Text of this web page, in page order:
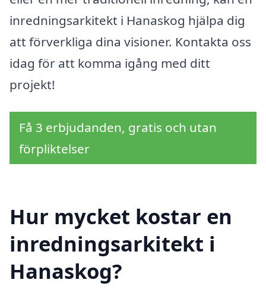
inredningsarkitekt i Hanaskog hjälpa dig
att förverkliga dina visioner. Kontakta oss
idag för att komma igång med ditt
projekt!
Få 3 erbjudanden, gratis och utan
förpliktelser
Hur mycket kostar en
inredningsarkitekt i
Hanaskog?